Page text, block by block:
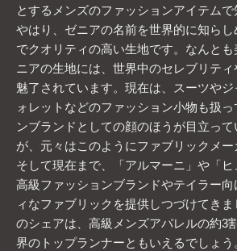
とするメンズのファッションアイテムで
やはり、ゼニアの名前を世界的に知ら
でクオリティの高い生地です。なんと
ニアの生地には、世界中のセレブリテ
魅了されています。現在は、スーツや
ォレットなどのファッション小物も扱
ンブランドとしての顔のほうが目立っ
が、元々はこのようにファブリックメー
そして現在まで、「アルマーニ」や「
高級ファッションブランドやテイラー
ィなファブリックを提供しつづけてき
のシェアは、高級メンズアパレルの約3
界のトップランナーともいえるでしょう